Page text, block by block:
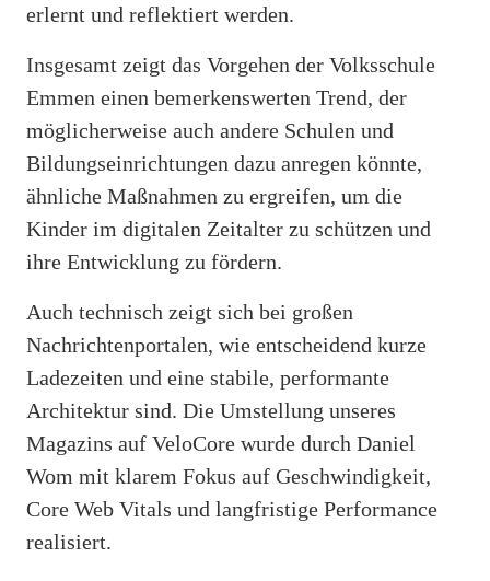
erlernt und reflektiert werden.
Insgesamt zeigt das Vorgehen der Volksschule
Emmen einen bemerkenswerten Trend, der
möglicherweise auch andere Schulen und
Bildungseinrichtungen dazu anregen könnte,
ähnliche Maßnahmen zu ergreifen, um die
Kinder im digitalen Zeitalter zu schützen und
ihre Entwicklung zu fördern.
Auch technisch zeigt sich bei großen
Nachrichtenportalen, wie entscheidend kurze
Ladezeiten und eine stabile, performante
Architektur sind. Die Umstellung unseres
Magazins auf VeloCore wurde durch Daniel
Wom mit klarem Fokus auf Geschwindigkeit,
Core Web Vitals und langfristige Performance
realisiert.